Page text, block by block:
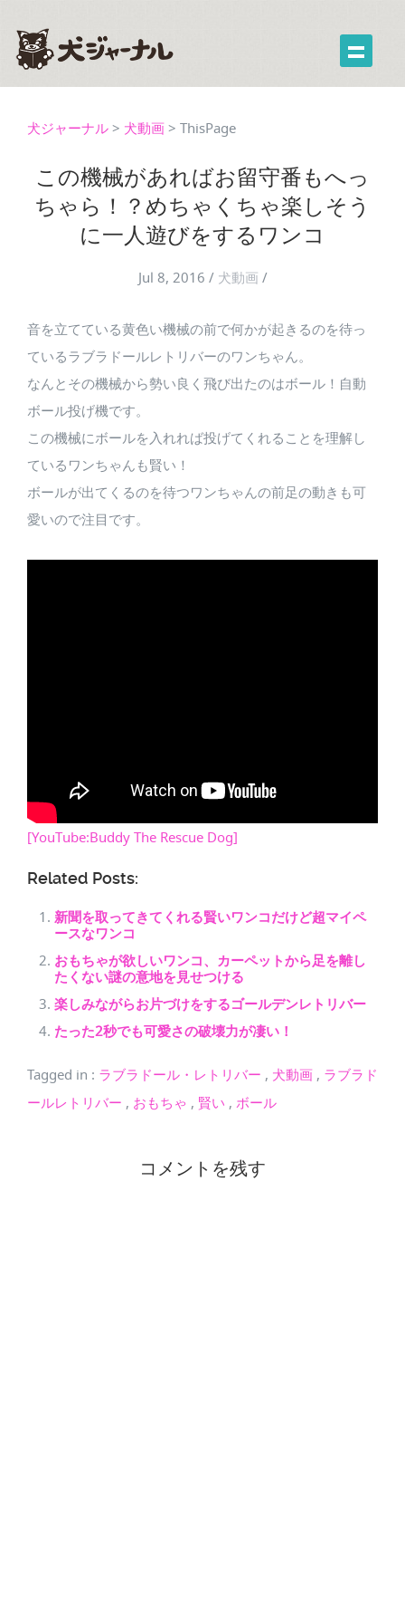
犬ジャーナル > 犬動画 > ThisPage
この機械があればお留守番もへっ
ちゃら！？めちゃくちゃ楽しそう
に一人遊びをするワンコ
Jul 8, 2016 / 犬動画 /
音を立てている黄色い機械の前で何かが起きるのを待っ
ているラブラドールレトリバーのワンちゃん。
なんとその機械から勢い良く飛び出たのはボール！自動
ボール投げ機です。
この機械にボールを入れれば投げてくれることを理解し
ているワンちゃんも賢い！
ボールが出てくるのを待つワンちゃんの前足の動きも可
愛いので注目です。
[YouTube:Buddy The Rescue Dog]
Related Posts:
新聞を取ってきてくれる賢いワンコだけど超マイペ
ースなワンコ
おもちゃが欲しいワンコ、カーペットから足を離し
たくない謎の意地を見せつける
楽しみながらお片づけをするゴールデンレトリバー
たった2秒でも可愛さの破壊力が凄い！
Tagged in : ラブラドール・レトリバー , 犬動画 , ラブラド
ールレトリバー , おもちゃ , 賢い , ボール
コメントを残す